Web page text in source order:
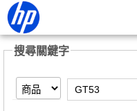
【GT53】搜尋結果 | HP®
搜尋關鍵字